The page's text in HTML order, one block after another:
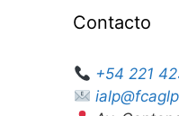
Contacto
+54 221